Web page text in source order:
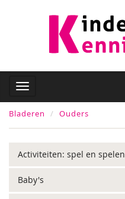
Bladeren Ouders
Activiteiten: spel en spelen
Baby's